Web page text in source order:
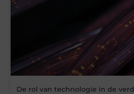
De rol van technologie in de